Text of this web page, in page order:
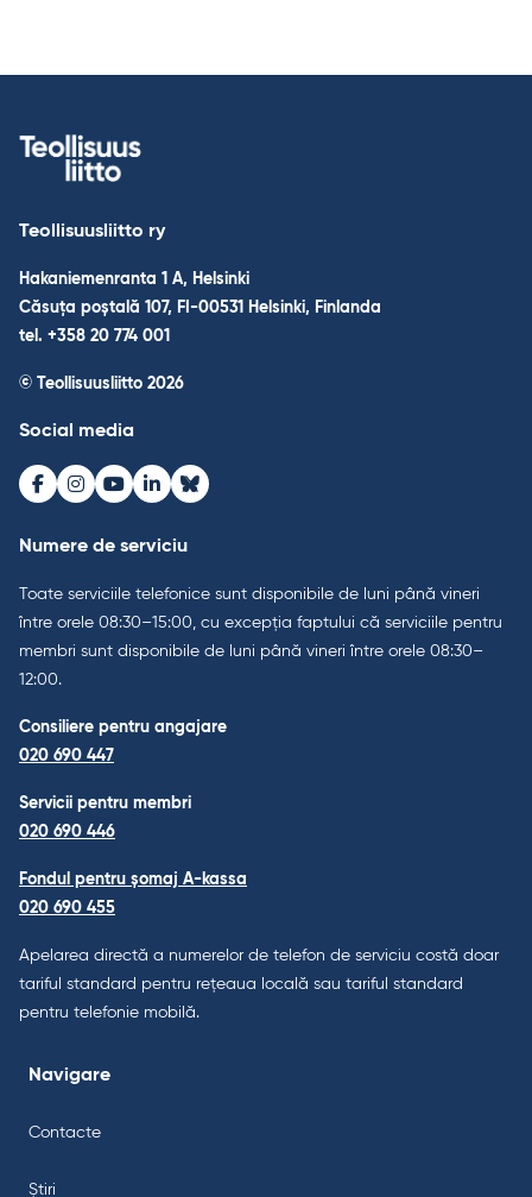
Teollisuusliitto ry
Hakaniemenranta 1 A, Helsinki
Căsuța poștală 107, FI-00531 Helsinki, Finlanda
tel. +358 20 774 001
© Teollisuusliitto 2026
Social media
Facebook
Instagram
Youtube
LinkedInBluesky
Numere de serviciu
Toate serviciile telefonice sunt disponibile de luni până vineri
între orele 08:30–15:00, cu excepția faptului că serviciile pentru
membri sunt disponibile de luni până vineri între orele 08:30–
12:00.
Consiliere pentru angajare
020 690 447
Servicii pentru membri
020 690 446
Fondul pentru șomaj A-kassa
020 690 455
Apelarea directă a numerelor de telefon de serviciu costă doar
tariful standard pentru rețeaua locală sau tariful standard
pentru telefonie mobilă.
Navigare
Contacte
Știri